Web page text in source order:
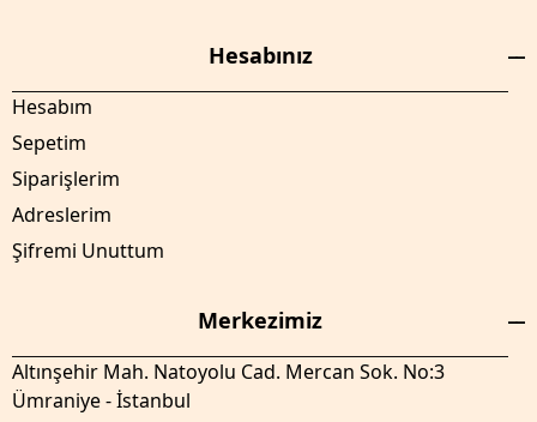
Hesabınız
Hesabım
Sepetim
Siparişlerim
Adreslerim
Şifremi Unuttum
Merkezimiz
Altınşehir Mah. Natoyolu Cad. Mercan Sok. No:3
Ümraniye - İstanbul